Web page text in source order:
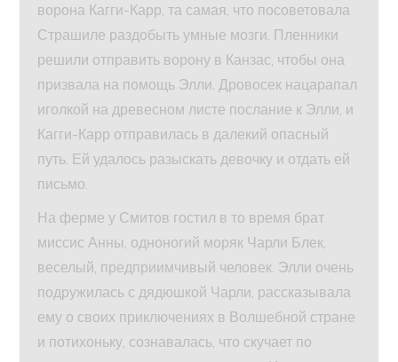
ворона Кагги-Карр, та самая, что посоветовала
Страшиле раздобыть умные мозги. Пленники
решили отправить ворону в Канзас, чтобы она
призвала на помощь Элли. Дровосек нацарапал
иголкой на древесном листе послание к Элли, и
Кагги-Карр отправилась в далекий опасный
путь. Ей удалось разыскать девочку и отдать ей
письмо.
На ферме у Смитов гостил в то время брат
миссис Анны, одноногий моряк Чарли Блек,
веселый, предприимчивый человек. Элли очень
подружилась с дядюшкой Чарли, рассказывала
ему о своих приключениях в Волшебной стране
и потихоньку, сознавалась, что скучает по